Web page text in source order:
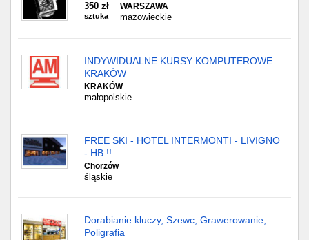
350 zł
sztuka
WARSZAWA
mazowieckie
INDYWIDUALNE KURSY KOMPUTEROWE
KRAKÓW
KRAKÓW
małopolskie
FREE SKI - HOTEL INTERMONTI - LIVIGNO
- HB !!
Chorzów
śląskie
Dorabianie kluczy, Szewc, Grawerowanie,
Poligrafia